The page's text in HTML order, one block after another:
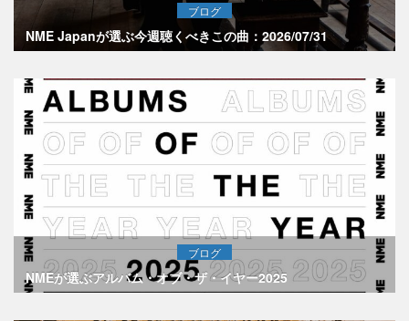
ブログ
NME Japanが選ぶ今週聴くべきこの曲：2026/07/31
ブログ
NMEが選ぶアルバム・オブ・ザ・イヤー2025